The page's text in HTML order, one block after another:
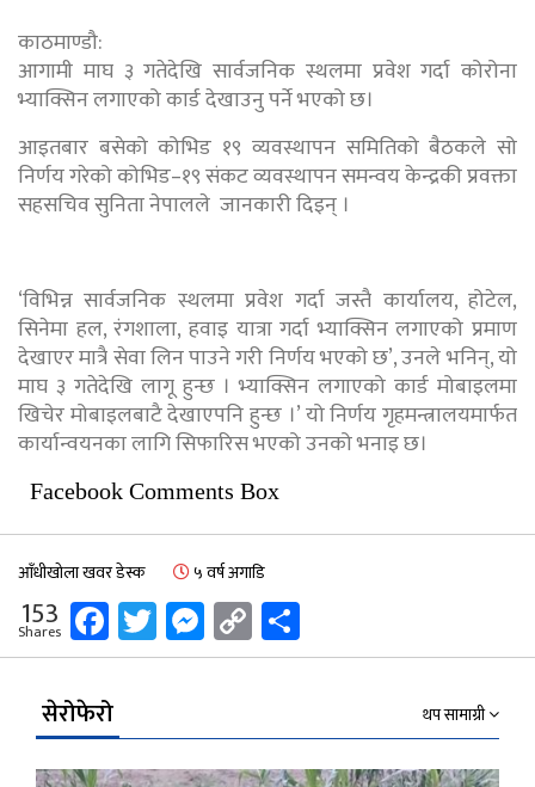
काठमाण्डौ:
आगामी माघ ३ गतेदेखि सार्वजनिक स्थलमा प्रवेश गर्दा कोरोना
भ्याक्सिन लगाएको कार्ड देखाउनु पर्ने भएको छ।
आइतबार बसेको कोभिड १९ व्यवस्थापन समितिको बैठकले सो
निर्णय गरेको कोभिड–१९ संकट व्यवस्थापन समन्वय केन्द्रकी प्रवक्ता
सहसचिव सुनिता नेपालले जानकारी दिइन् ।
‘विभिन्न सार्वजनिक स्थलमा प्रवेश गर्दा जस्तै कार्यालय, होटेल,
सिनेमा हल, रंगशाला, हवाइ यात्रा गर्दा भ्याक्सिन लगाएको प्रमाण
देखाएर मात्रै सेवा लिन पाउने गरी निर्णय भएको छ’, उनले भनिन्, यो
माघ ३ गतेदेखि लागू हुन्छ । भ्याक्सिन लगाएको कार्ड मोबाइलमा
खिचेर मोबाइलबाटै देखाएपनि हुन्छ ।’ यो निर्णय गृहमन्त्रालयमार्फत
कार्यान्वयनका लागि सिफारिस भएको उनको भनाइ छ।
Facebook Comments Box
आँधीखोला खवर डेस्क ५ वर्ष अगाडि
153
Shares Facebook
Twitter
Messenger
Copy
Link
सेरोफेरो थप सामाग्री